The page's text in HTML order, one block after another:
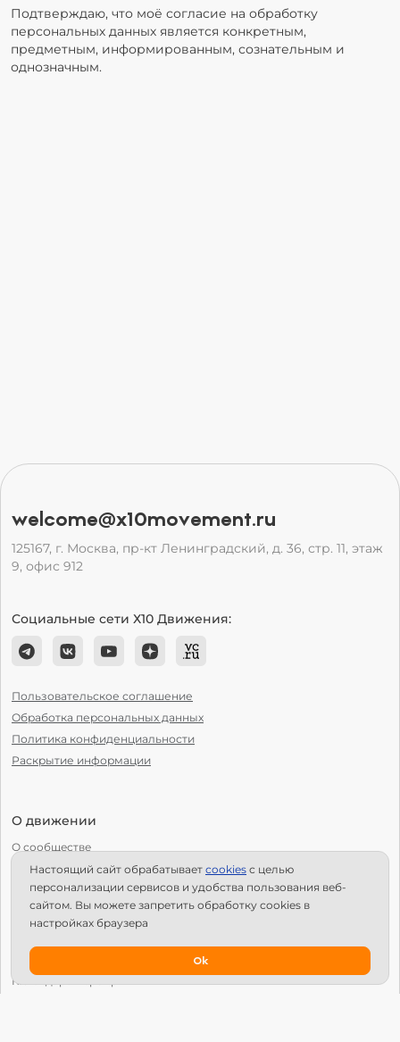
Подтверждаю, что моё согласие на обработку
персональных данных является конкретным,
предметным, информированным, сознательным и
однозначным.
welcome@x10movement.ru
125167, г. Москва, пр-кт Ленинградский, д. 36, стр. 11, этаж
9, офис 912
Социальные сети Х10 Движения:
Пользовательское соглашение
Обработка персональных данных
Политика конфиденциальности
Раскрытие информации
О движении
О сообществе
С чего начать?
Структура Х10
Как стать региональным лидером?
Календарь мероприятий
Настоящий сайт обрабатывает сookies с целью
персонализации сервисов и удобства пользования веб-
сайтом. Вы можете запретить обработку сookies в
настройках браузера
Ok